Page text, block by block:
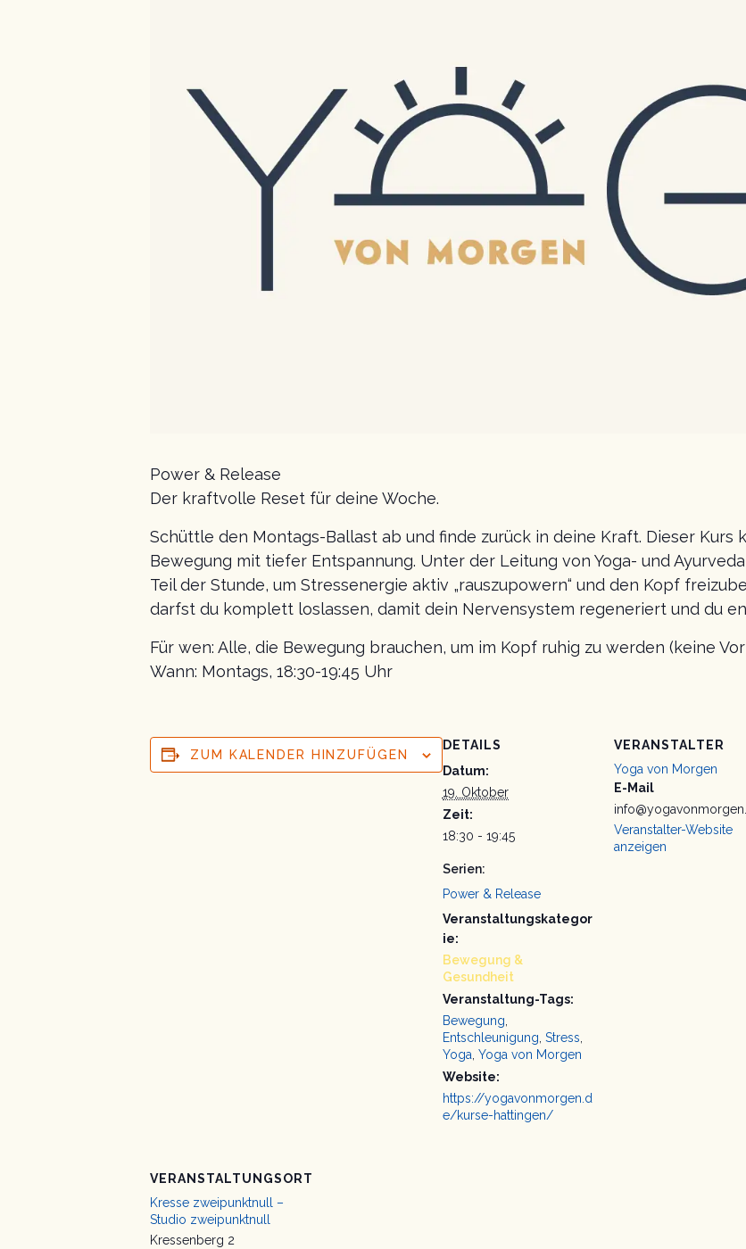
Power & Release
Der kraftvolle Reset für deine Woche.
Schüttle den Montags-Ballast ab und finde zurück in deine Kraft. Dieser
Bewegung mit tiefer Entspannung. Unter der Leitung von Yoga- und
Teil der Stunde, um Stressenergie aktiv „rauszupowern“ und den Kopf
darfst du komplett loslassen, damit dein Nervensystem regeneriert und du
Für wen: Alle, die Bewegung brauchen, um im Kopf ruhig zu werden (keine
Wann: Montags, 18:30-19:45 Uhr
ZUM KALENDER HINZUFÜGEN
DETAILS
Datum:
19. Oktober
Zeit:
18:30 - 19:45
Serien:
Power & Release
Veranstaltungskategor
ie:
Bewegung &
Gesundheit
Veranstaltung-Tags:
Bewegung
Entschleunigung Stress
Yoga Yoga von Morgen
Website:
https://yogavonmorgen.d
e/kurse-hattingen/
VERANSTALTER
Yoga von Morgen
E-Mail
Veranstalter-Website
anzeigen
VERANSTALTUNGSORT
Kresse zweipunktnull –
Studio zweipunktnull
Kressenberg 2